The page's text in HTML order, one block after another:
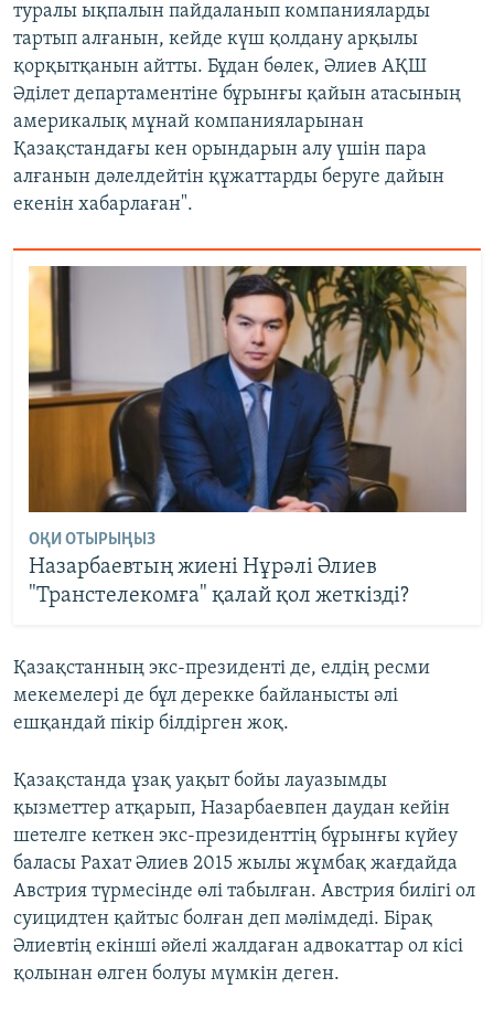
туралы ықпалын пайдаланып компанияларды
тартып алғанын, кейде күш қолдану арқылы
қорқытқанын айтты. Бұдан бөлек, Әлиев АҚШ
Әділет департаментіне бұрынғы қайын атасының
америкалық мұнай компанияларынан
Қазақстандағы кен орындарын алу үшін пара
алғанын дәлелдейтін құжаттарды беруге дайын
екенін хабарлаған".
ОҚИ ОТЫРЫҢЫЗ
Назарбаевтың жиені Нұрәлі Әлиев
"Транстелекомға" қалай қол жеткізді?
Қазақстанның экс-президенті де, елдің ресми
мекемелері де бұл дерекке байланысты әлі
ешқандай пікір білдірген жоқ.
Қазақстанда ұзақ уақыт бойы лауазымды
қызметтер атқарып, Назарбаевпен даудан кейін
шетелге кеткен экс-президенттің бұрынғы күйеу
баласы Рахат Әлиев 2015 жылы жұмбақ жағдайда
Австрия түрмесінде өлі табылған. Австрия билігі ол
суицидтен қайтыс болған деп мәлімдеді. Бірақ
Әлиевтің екінші әйелі жалдаған адвокаттар ол кісі
қолынан өлген болуы мүмкін деген.